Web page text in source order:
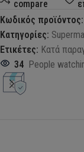
compare
Κωδικός προϊόντος:
Κατηγορίες:
Ετικέτες: Κατά
34 People